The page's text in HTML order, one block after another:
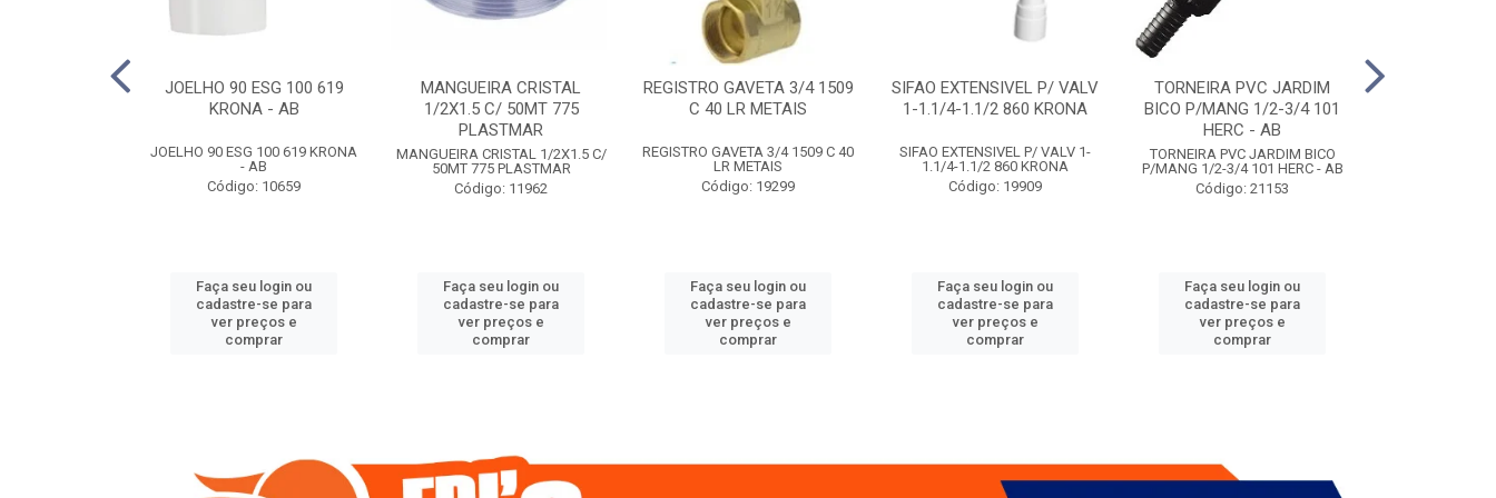
JOELHO 90 ESG 100 619
KRONA - AB
JOELHO 90 ESG 100 619 KRONA
- AB
Código: 10659
Faça seu login ou
cadastre-se para
ver preços e
comprar
MANGUEIRA CRISTAL
1/2X1.5 C/ 50MT 775
PLASTMAR
MANGUEIRA CRISTAL 1/2X1.5 C/
50MT 775 PLASTMAR
Código: 11962
Faça seu login ou
cadastre-se para
ver preços e
comprar
REGISTRO GAVETA 3/4 1509
C 40 LR METAIS
REGISTRO GAVETA 3/4 1509 C 40
LR METAIS
Código: 19299
Faça seu login ou
cadastre-se para
ver preços e
comprar
SIFAO EXTENSIVEL P/ VALV
1-1.1/4-1.1/2 860 KRONA
SIFAO EXTENSIVEL P/ VALV 1-
1.1/4-1.1/2 860 KRONA
Código: 19909
Faça seu login ou
cadastre-se para
ver preços e
comprar
TORNEIRA PVC JARDIM
BICO P/MANG 1/2-3/4 101
HERC - AB
TORNEIRA PVC JARDIM BICO
P/MANG 1/2-3/4 101 HERC - AB
Código: 21153
Faça seu login ou
cadastre-se para
ver preços e
comprar